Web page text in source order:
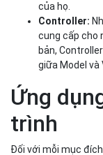
của họ.
Controller:
cung cấp cho
bản,
giữa Model và
Ứng
trình
Đối với mỗi mục